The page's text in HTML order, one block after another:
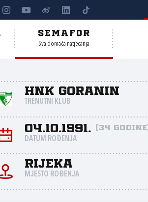
SEMAFOR
Sva domaća natjecanja
HNK Goranin
TRENUTNI KLUB
04.10.1991. (34 godine)
DATUM ROĐENJA
Rijeka
MJESTO ROĐENJA